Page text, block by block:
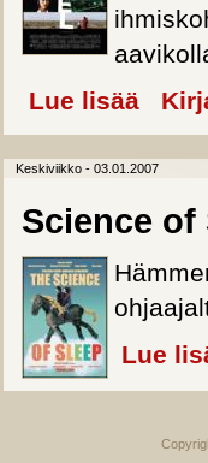
Lue lisää about
Keskiviikko - 03.01.2007
Science of
Lue